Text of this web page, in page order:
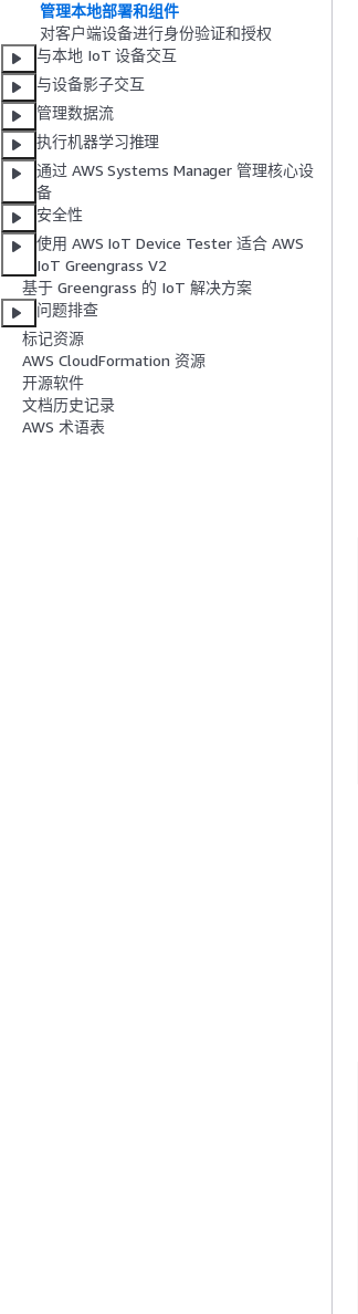
管理本地部署和组件
对客户端设备进行身份验证和授权
与本地 IoT 设备交互
与设备影子交互
管理数据流
执行机器学习推理
通过 AWS Systems Manager 管理核心设
备
安全性
使用 AWS IoT Device Tester 适合 AWS
IoT Greengrass V2
基于 Greengrass 的 IoT 解决方案
问题排查
标记资源
AWS CloudFormation 资源
开源软件
文档历史记录
AWS 术语表